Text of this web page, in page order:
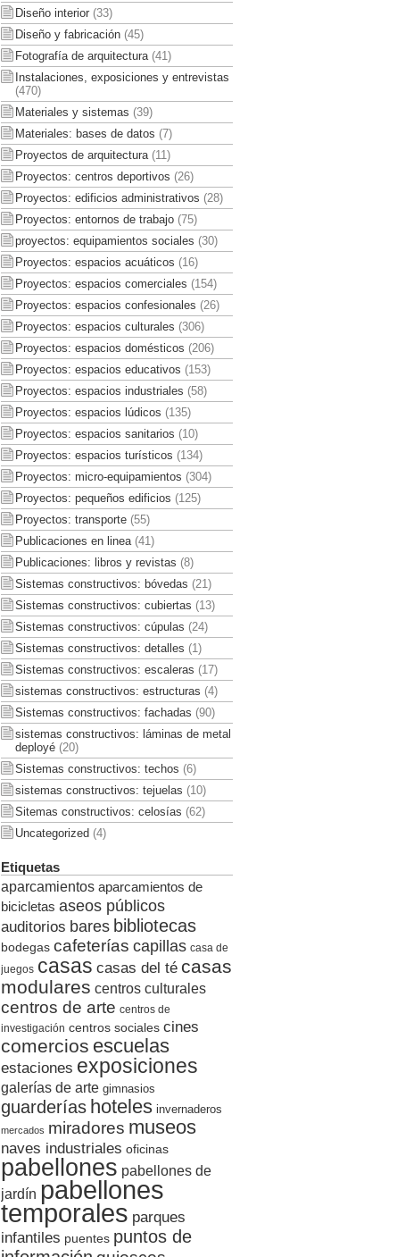
Diseño interior(33)
Diseño y fabricación(45)
Fotografía de arquitectura(41)
Instalaciones, exposiciones y entrevistas
(470)
Materiales y sistemas (39)
Materiales: bases de datos (7)
Proyectos de arquitectura(11)
Proyectos: centros deportivos (26)
Proyectos: edificios administrativos (28)
Proyectos: entornos de trabajo(75)
proyectos: equipamientos sociales (30)
Proyectos: espacios acuáticos (16)
Proyectos: espacios comerciales (154)
Proyectos: espacios confesionales (26)
Proyectos: espacios culturales (306)
Proyectos: espacios domésticos (206)
Proyectos: espacios educativos (153)
Proyectos: espacios industriales (58)
Proyectos: espacios lúdicos (135)
Proyectos: espacios sanitarios (10)
Proyectos: espacios turísticos (134)
Proyectos: micro-equipamientos (304)
Proyectos: pequeños edificios (125)
Proyectos: transporte(55)
Publicaciones en linea(41)
Publicaciones: libros y revistas (8)
Sistemas constructivos: bóvedas (21)
Sistemas constructivos: cubiertas (13)
Sistemas constructivos: cúpulas (24)
Sistemas constructivos: detalles (1)
Sistemas constructivos: escaleras (17)
sistemas constructivos: estructuras (4)
Sistemas constructivos: fachadas (90)
sistemas constructivos: láminas de metal
deployé(20)
Sistemas constructivos: techos (6)
sistemas constructivos: tejuelas (10)
Sitemas constructivos: celosías (62)
Uncategorized (4)
Etiquetas
aparcamientos aparcamientos de
bicicletas aseos públicos
auditorios bares bibliotecas
bodegas cafeterías capillas casa de
juegos casas casas del té casas
modulares centros culturales
centros de arte centros de
investigación centros sociales cines
comercios escuelas
estaciones exposiciones
galerías de arte gimnasios
guarderías hoteles invernaderos
mercados miradores museos
naves industriales oficinas
pabellones pabellones de
jardín pabellones
temporales parques
infantiles puentes puntos de